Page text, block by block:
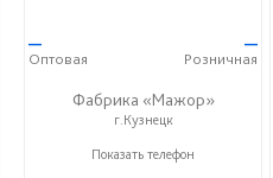
—
Оптовая
—
Розничная
Фабрика «Мажор»
г.Кузнецк
+7 (999) 611-98-99
Показать телефон